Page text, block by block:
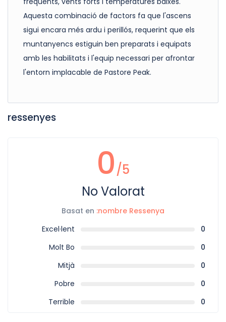
Aquesta combinació de factors fa que l'ascens
sigui encara més ardu i perillós, requerint que els
muntanyencs estiguin ben preparats i equipats
amb les habilitats i l'equip necessari per afrontar
l'entorn implacable de Pastore Peak.
ressenyes
0/5
No Valorat
Basat en :nombre Ressenya
Excel·lent
0
Molt Bo
0
Mitjà
0
Pobre
0
Terrible
0